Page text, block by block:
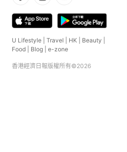
U Lifestyle Travel HK Beauty
Food
Blog e-zone
香港經濟日報版權所有©2026